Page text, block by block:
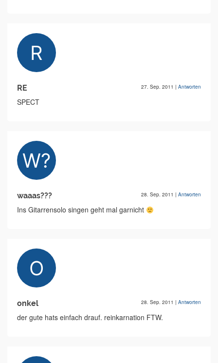
RE 27. Sep. 2011 | Antworten
SPECT
waaas??? 28. Sep. 2011 | Antworten
Ins Gitarrensolo singen geht mal garnicht
onkel 28. Sep. 2011 | Antworten
der gute hats einfach drauf. reinkarnation FTW.